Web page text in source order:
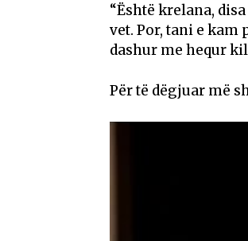
“Është krelana,
vet. Por, tani e kam
dashur me hequr
Për të dëgjuar më